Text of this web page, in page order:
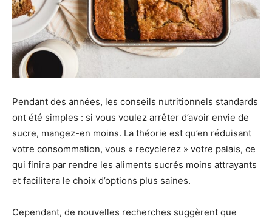
Pendant des années, les conseils nutritionnels standards
ont été simples : si vous voulez arrêter d’avoir envie de
sucre, mangez-en moins. La théorie est qu’en réduisant
votre consommation, vous « recyclerez » votre palais, ce
qui finira par rendre les aliments sucrés moins attrayants
et facilitera le choix d’options plus saines.
Cependant, de nouvelles recherches suggèrent que